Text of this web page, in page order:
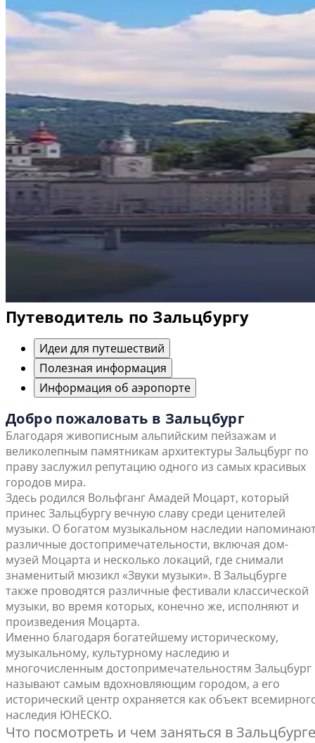
Путеводитель по Зальцбургу
Идеи для путешествий
Полезная информация
Информация об аэропорте
Добро пожаловать в Зальцбург
Благодаря живописным альпийским пейзажам и
великолепным памятникам архитектуры Зальцбург по
праву заслужил репутацию одного из самых красивых
городов мира.
Здесь родился Вольфганг Амадей Моцарт, который
принес Зальцбургу вечную славу среди ценителей
музыки. О богатом музыкальном наследии
различные достопримечательности, включая дом-
музей Моцарта и несколько локаций, где снимали
знаменитый мюзикл «Звуки музыки». В Зальцбурге
также проводятся различные фестивали классической
музыки, во время которых, конечно же, исполняют и
произведения Моцарта.
Именно благодаря богатейшему историческому,
музыкальному, культурному наследию и
многочисленным достопримечательностям Зальцбург
называют самым вдохновляющим городом, а его
исторический центр охраняется как объект
наследия ЮНЕСКО.
Что посмотреть и чем заняться в Зальцбурге